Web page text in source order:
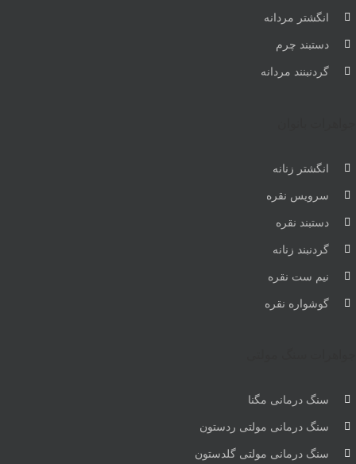
انگشتر مردانه
دستبند چرم
گردنبنند مردانه
انگشتر زنانه
سرویس نقره
دستبند نقره
گردنبند زنانه
نیم ست نقره
گوشواره نقره
سنگ درمانی مگنا
سنگ درمانی مولتی ردستون
سنگ درمانی مولتی گلدستون